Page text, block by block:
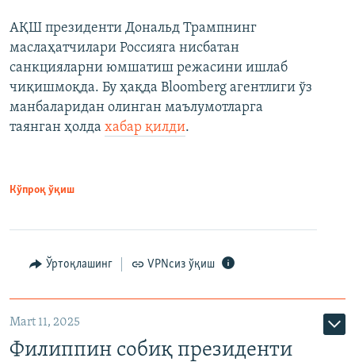
АҚШ президенти Дональд Трампнинг
маслаҳатчилари Россияга нисбатан
санкцияларни юмшатиш режасини ишлаб
чиқишмоқда. Бу ҳақда Bloomberg агентлиги ўз
манбаларидан олинган маълумотларга
таянган ҳолда хабар қилди.
Кўпроқ ўқиш
Ўртоқлашинг VPNсиз ўқиш
Mart 11, 2025
Филиппин собиқ президенти